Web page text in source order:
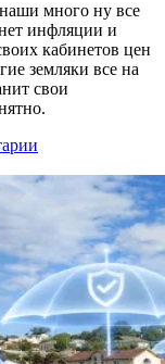
много ну все
инфляции и
кабинетов цен
земляки все на
свои